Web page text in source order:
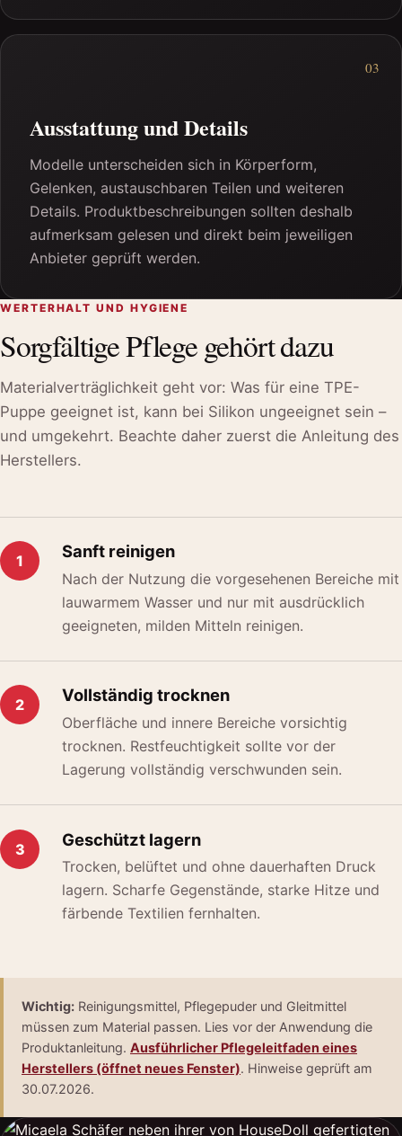
03
Ausstattung und Details
Modelle unterscheiden sich in Körperform,
Gelenken, austauschbaren Teilen und weiteren
Details. Produktbeschreibungen sollten deshalb
aufmerksam gelesen und direkt beim jeweiligen
Anbieter geprüft werden.
WERTERHALT UND HYGIENE
Sorgfältige Pflege gehört dazu
Materialverträglichkeit geht vor: Was für eine TPE-
Puppe geeignet ist, kann bei Silikon ungeeignet sein –
und umgekehrt. Beachte daher zuerst die Anleitung des
Herstellers.
1 Sanft reinigen
Nach der Nutzung die vorgesehenen Bereiche mit
lauwarmem Wasser und nur mit ausdrücklich
geeigneten, milden Mitteln reinigen.
2 Vollständig trocknen
Oberfläche und innere Bereiche vorsichtig
trocknen. Restfeuchtigkeit sollte vor der
Lagerung vollständig verschwunden sein.
3 Geschützt lagern
Trocken, belüftet und ohne dauerhaften Druck
lagern. Scharfe Gegenstände, starke Hitze und
färbende Textilien fernhalten.
Wichtig: Reinigungsmittel, Pflegepuder und Gleitmittel
müssen zum Material passen. Lies vor der Anwendung die
Produktanleitung. Ausführlicher Pflegeleitfaden eines
Herstellers (öffnet neues Fenster). Hinweise geprüft am
30.07.2026.